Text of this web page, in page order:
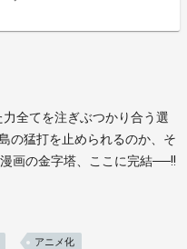
全てを注ぎぶつかり合う選
猛打を止められるのか、そ
画の金字塔、ここに完結──!!
アニメ化